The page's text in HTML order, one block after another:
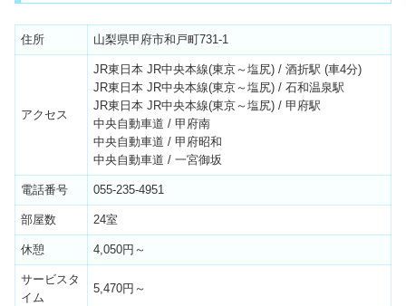
住所 山梨県甲府市和戸町731-1
アクセス
JR東日本 JR中央本線(東京～塩尻) / 酒折駅 (車4分)
JR東日本 JR中央本線(東京～塩尻) / 石和温泉駅
JR東日本 JR中央本線(東京～塩尻) / 甲府駅
中央自動車道 / 甲府南
中央自動車道 / 甲府昭和
中央自動車道 / 一宮御坂
電話番号 055-235-4951
部屋数 24室
休憩 4,050円～
サービスタ
イム
5,470円～